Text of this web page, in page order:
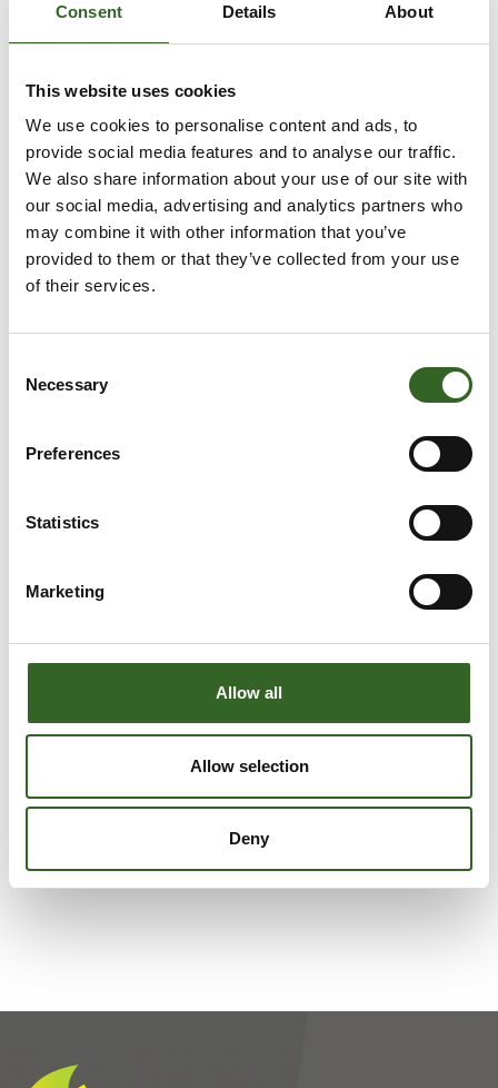
Consent Details About
This website uses cookies
We use cookies to personalise content and ads, to
provide social media features and to analyse our traffic.
We also share information about your use of our site with
our social media, advertising and analytics partners who
may combine it with other information that you’ve
provided to them or that they’ve collected from your use
of their services.
Selection
Necessary
Preferences
Statistics
Marketing
Allow all
Allow selection
Deny
Salli evästeetnähdäksesi kartan.
LAJITTELUOHJEET
Tarkista jätelajikohtaiset
lajitteluohjeet